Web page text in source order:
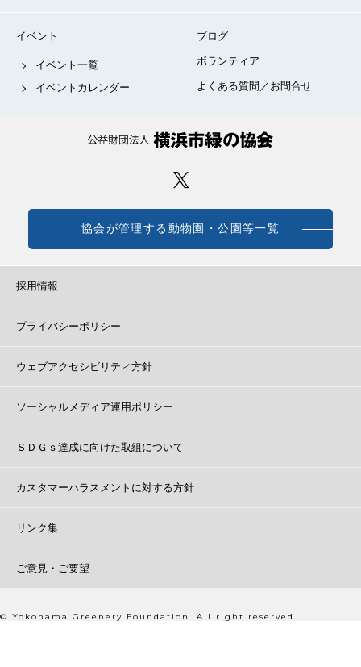
イベント
イベント一覧
イベントカレンダー
ブログ
ボランティア
よくある質問／お問合せ
協会が管理する動物園・公園等一覧
採用情報
プライバシーポリシー
ウェブアクセシビリティ方針
ソーシャルメディア運用ポリシー
ＳＤＧｓ達成に向けた取組について
カスタマーハラスメントに対する方針
リンク集
ご意見・ご要望
© Yokohama Greenery Foundation. All right reserved.